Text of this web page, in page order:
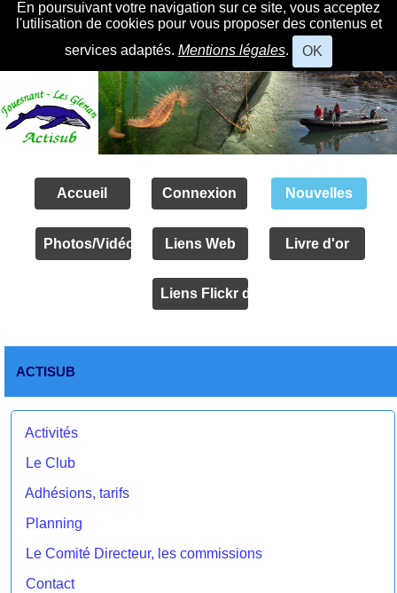
En poursuivant votre navigation sur ce site, vous acceptez
l'utilisation de cookies pour vous proposer des contenus et
services adaptés. Mentions légales. OK
Accueil Connexion Nouvelles
Photos/Vidéos Liens Web Livre d'or
Liens Flickr des amis
ACTISUB
Activités
Le Club
Adhésions, tarifs
Planning
Le Comité Directeur, les commissions
Contact